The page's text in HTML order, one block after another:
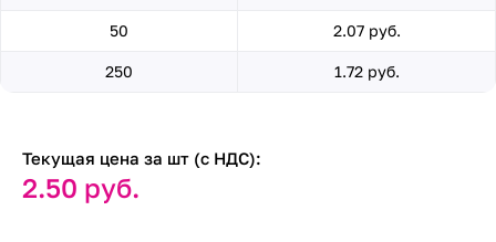
50 2.07 руб.
250 1.72 руб.
Текущая цена за шт (с НДС):
2.50 руб.